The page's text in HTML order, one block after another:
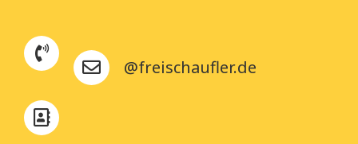
@freischaufler.de